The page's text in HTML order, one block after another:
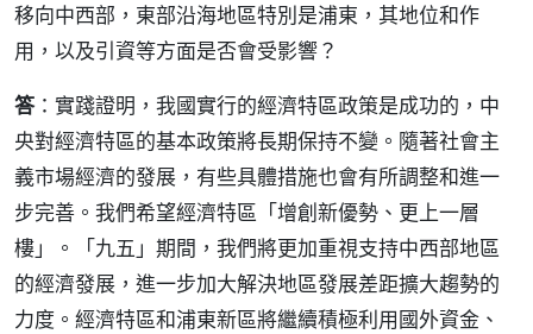
移向中西部，東部沿海地區特別是浦東，其地位和作
用，以及引資等方面是否會受影響？
答：實踐證明，我國實行的經濟特區政策是成功的，中
央對經濟特區的基本政策將長期保持不變。隨著社會主
義市場經濟的發展，有些具體措施也會有所調整和進一
步完善。我們希望經濟特區「增創新優勢、更上一層
樓」。「九五」期間，我們將更加重視支持中西部地區
的經濟發展，進一步加大解決地區發展差距擴大趨勢的
力度。經濟特區和浦東新區將繼續積極利用國外資金、